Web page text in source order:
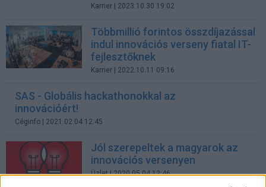
Karrier | 2023.10.30 19:02
Többmillió forintos összdíjazással
indul innovációs verseny fiatal IT-
fejlesztőknek
Karrier | 2022.10.11 09:16
SAS - Globális hackathonokkal az
innovációért!
Céginfo | 2021.02.04 12:45
Jól szerepeltek a magyarok az
innovációs versenyen
Üzlet| 2020.05.04 12:46